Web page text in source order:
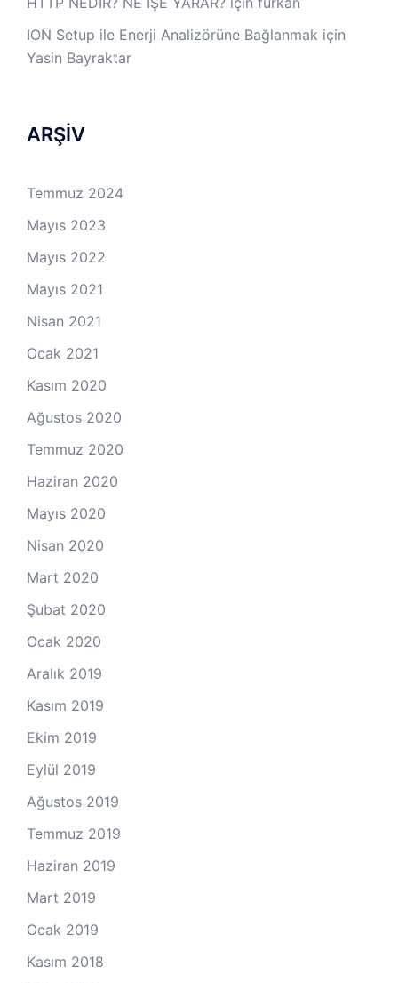
ION Setup ile Enerji Analizörüne Bağlanmak için
Yasin Bayraktar
ARŞİV
Temmuz 2024
Mayıs 2023
Mayıs 2022
Mayıs 2021
Nisan 2021
Ocak 2021
Kasım 2020
Ağustos 2020
Temmuz 2020
Haziran 2020
Mayıs 2020
Nisan 2020
Mart 2020
Şubat 2020
Ocak 2020
Aralık 2019
Kasım 2019
Ekim 2019
Eylül 2019
Ağustos 2019
Temmuz 2019
Haziran 2019
Mart 2019
Ocak 2019
Kasım 2018